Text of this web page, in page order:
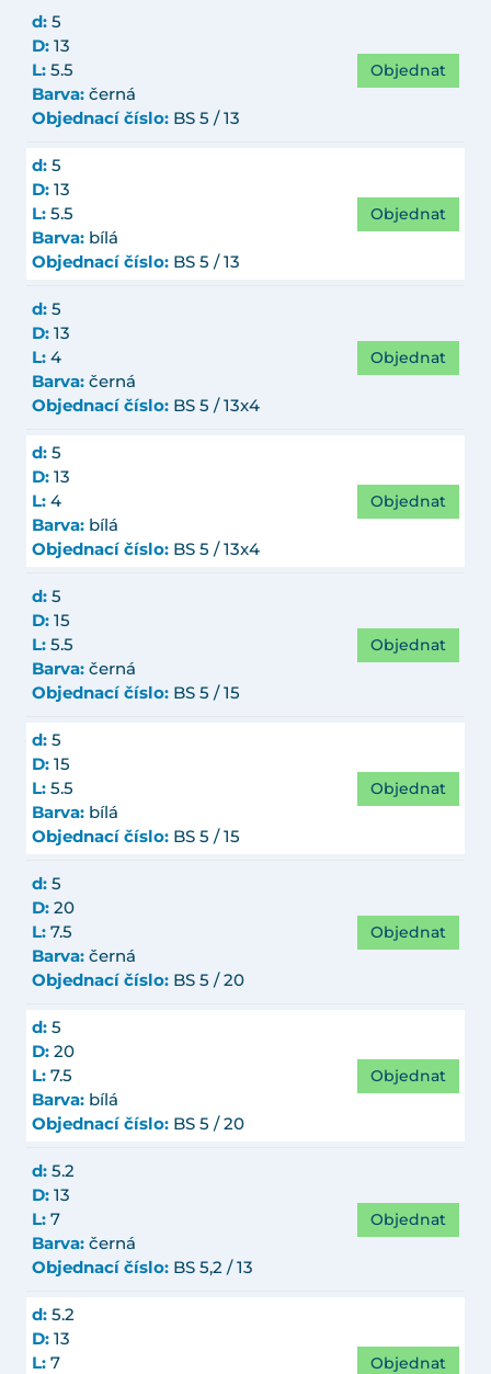
d: 5
D: 13
L: 5.5
Barva: černá
Objednací číslo: BS 5 / 13
Objednat
d: 5
D: 13
L: 5.5
Barva: bílá
Objednací číslo: BS 5 / 13
Objednat
d: 5
D: 13
L: 4
Barva: černá
Objednací číslo: BS 5 / 13x4
Objednat
d: 5
D: 13
L: 4
Barva: bílá
Objednací číslo: BS 5 / 13x4
Objednat
d: 5
D: 15
L: 5.5
Barva: černá
Objednací číslo: BS 5 / 15
Objednat
d: 5
D: 15
L: 5.5
Barva: bílá
Objednací číslo: BS 5 / 15
Objednat
d: 5
D: 20
L: 7.5
Barva: černá
Objednací číslo: BS 5 / 20
Objednat
d: 5
D: 20
L: 7.5
Barva: bílá
Objednací číslo: BS 5 / 20
Objednat
d: 5.2
D: 13
L: 7
Barva: černá
Objednací číslo: BS 5,2 / 13
Objednat
d: 5.2
D: 13
L: 7 Objednat